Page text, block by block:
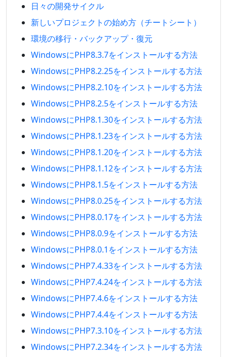
日々の開発サイクル
新しいプロジェクトの始め方（チートシート）
環境の移行・バックアップ・復元
WindowsにPHP8.3.7をインストールする方法
WindowsにPHP8.2.25をインストールする方法
WindowsにPHP8.2.10をインストールする方法
WindowsにPHP8.2.5をインストールする方法
WindowsにPHP8.1.30をインストールする方法
WindowsにPHP8.1.23をインストールする方法
WindowsにPHP8.1.20をインストールする方法
WindowsにPHP8.1.12をインストールする方法
WindowsにPHP8.1.5をインストールする方法
WindowsにPHP8.0.25をインストールする方法
WindowsにPHP8.0.17をインストールする方法
WindowsにPHP8.0.9をインストールする方法
WindowsにPHP8.0.1をインストールする方法
WindowsにPHP7.4.33をインストールする方法
WindowsにPHP7.4.24をインストールする方法
WindowsにPHP7.4.6をインストールする方法
WindowsにPHP7.4.4をインストールする方法
WindowsにPHP7.3.10をインストールする方法
WindowsにPHP7.2.34をインストールする方法